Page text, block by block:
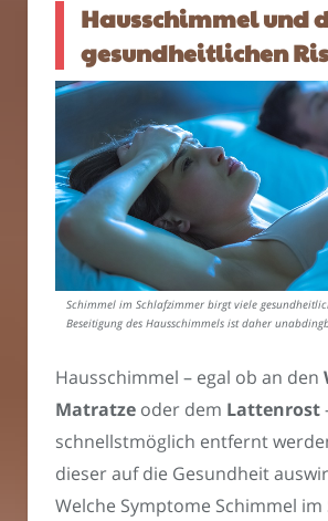
Hausschimmel und
gesundheitlichen
Schimmel im Schlafzimmer birgt viele
Beseitigung des Hausschimmels ist daher
Hausschimmel – egal ob an den
Matratze oder dem Lattenrost
schnellstmöglich entfernt
dieser auf die Gesundheit
Welche Symptome Schimmel